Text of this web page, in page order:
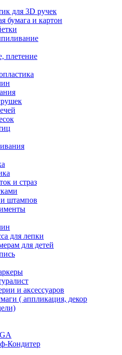
для 3D ручек
бумага и картон
плетение
и страз
штампов
для лепки
для детей
и аксессуаров
( аппликация, декор
Кондитер